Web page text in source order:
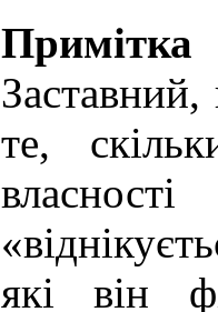
те,
які він